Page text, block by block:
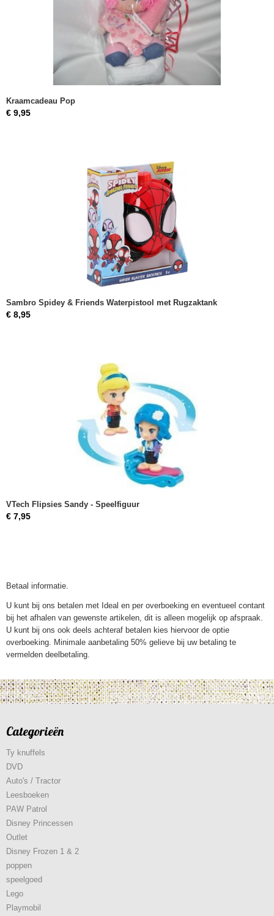
Kraamcadeau Pop
€ 9,95
Sambro Spidey & Friends Waterpistool met Rugzaktank
€ 8,95
VTech Flipsies Sandy - Speelfiguur
€ 7,95
Betaal informatie.
U kunt bij ons betalen met Ideal en per overboeking en eventueel contant
bij het afhalen van gewenste artikelen, dit is alleen mogelijk op afspraak.
U kunt bij ons ook deels achteraf betalen kies hiervoor de optie
overboeking. Minimale aanbetaling 50% gelieve bij uw betaling te
vermelden deelbetaling.
Categorieën
Ty knuffels
DVD
Auto's / Tractor
Leesboeken
PAW Patrol
Disney Princessen
Outlet
Disney Frozen 1 & 2
poppen
speelgoed
Lego
Playmobil